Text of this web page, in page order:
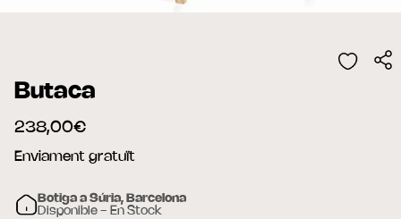
Butaca
238,00€
Enviament gratuït
Botiga a Súria, Barcelona
Disponible - En Stock